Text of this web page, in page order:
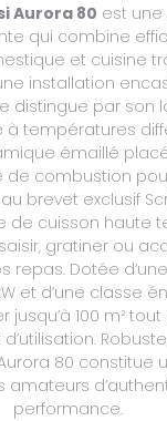
Aurora 80 est une
qui combine
et cuisine
installation
distingue par son
à températures
émaillé
de combustion
brevet exclusif
de cuisson haute
gratiner ou
repas. Dotée
et d’une classe
jusqu’à 100 m²
80 constitue
amateurs
performance.